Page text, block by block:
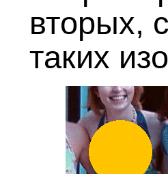
вторых,
таких